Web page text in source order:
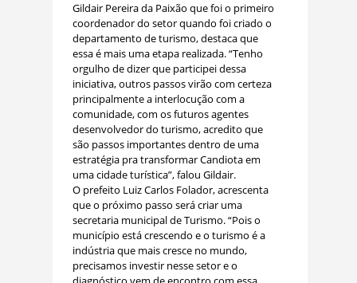
Gildair Pereira da Paixão que foi o primeiro
coordenador do setor quando foi criado o
departamento de turismo, destaca que
essa é mais uma etapa realizada. “Tenho
orgulho de dizer que participei dessa
iniciativa, outros passos virão com certeza
principalmente a interlocução com a
comunidade, com os futuros agentes
desenvolvedor do turismo, acredito que
são passos importantes dentro de uma
estratégia pra transformar Candiota em
uma cidade turística”, falou Gildair.
O prefeito Luiz Carlos Folador, acrescenta
que o próximo passo será criar uma
secretaria municipal de Turismo. “Pois o
município está crescendo e o turismo é a
indústria que mais cresce no mundo,
precisamos investir nesse setor e o